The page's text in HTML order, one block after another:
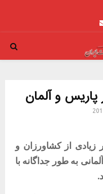
Email
پاریس و آلمان
شمار زیادی از کشاورزان و
به طور جداگانه با